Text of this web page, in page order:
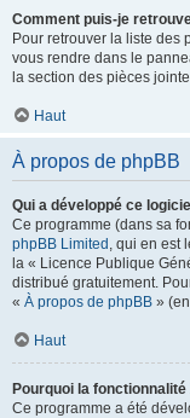
Comment puis-je
Pour retrouver la liste des
vous rendre dans le
la section des pièces
Haut
À propos de phpBB
Qui a développé ce
Ce programme (dans sa
phpBB Limited , qui en est
la « Licence Publique
distribué gratuitement.
« À propos de phpBB »
Haut
Pourquoi la
Ce programme a été